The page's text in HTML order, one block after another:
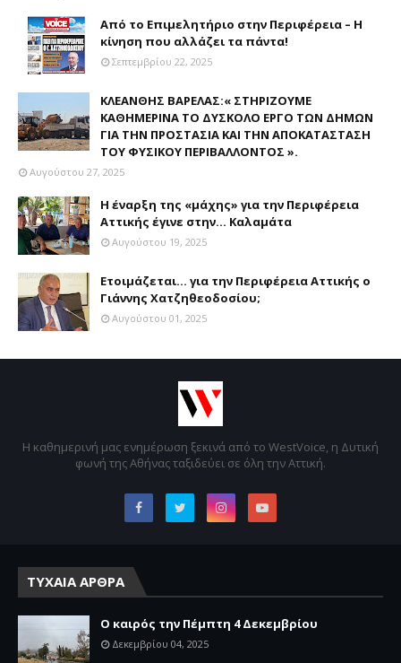
Από το Επιμελητήριο στην Περιφέρεια – Η
κίνηση που αλλάζει τα πάντα!
Σεπτεμβρίου 22, 2025
ΚΛΕΑΝΘΗΣ ΒΑΡΕΛΑΣ:« ΣΤΗΡΙΖΟΥΜΕ
ΚΑΘΗΜΕΡΙΝΑ ΤΟ ΔΥΣΚΟΛΟ ΕΡΓΟ ΤΩΝ ΔΗΜΩΝ
ΓΙΑ ΤΗΝ ΠΡΟΣΤΑΣΙΑ ΚΑΙ ΤΗΝ ΑΠΟΚΑΤΑΣΤΑΣΗ
ΤΟΥ ΦΥΣΙΚΟΥ ΠΕΡΙΒΑΛΛΟΝΤΟΣ ».
Αυγούστου 27, 2025
Η έναρξη της «μάχης» για την Περιφέρεια
Αττικής έγινε στην... Καλαμάτα
Αυγούστου 19, 2025
Ετοιμάζεται... για την Περιφέρεια Αττικής ο
Γιάννης Χατζηθεοδοσίου;
Αυγούστου 01, 2025
Η καθημερινή μας ενημέρωση ξεκινά από το WestVoice, η Δυτική
φωνή της Αθήνας ταξιδεύει σε όλη την Αττική.
ΤΥΧΑΙΑ ΑΡΘΡΑ
Ο καιρός την Πέμπτη 4 Δεκεμβρίου
Δεκεμβρίου 04, 2025